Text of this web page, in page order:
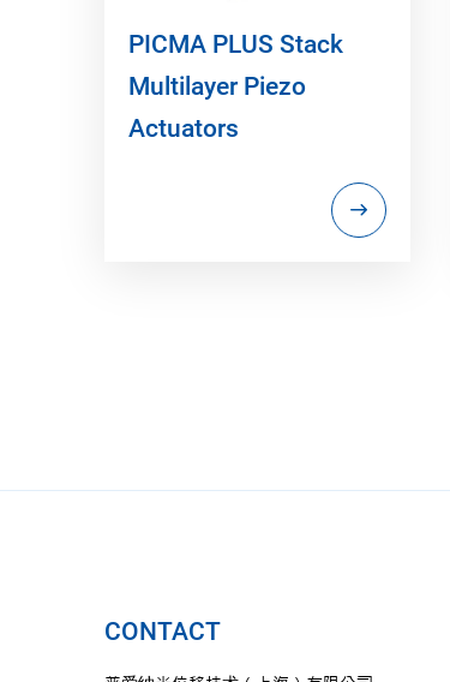
PICMA PLUS Stack
Multilayer Piezo
Actuators
CONTACT